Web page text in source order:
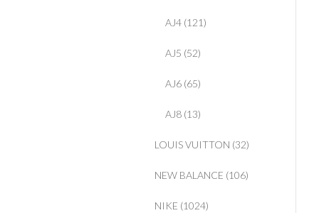
AJ4 (121)
AJ5 (52)
AJ6 (65)
AJ8 (13)
LOUIS VUITTON (32)
NEW BALANCE (106)
NIKE (1024)